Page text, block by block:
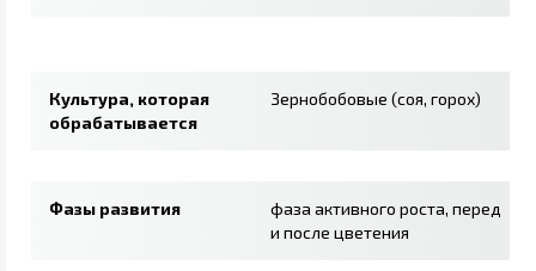
Культура, которая
обрабатывается
Зернобобовые (соя, горох)
Фазы развития
фаза активного роста, перед
и после цветения